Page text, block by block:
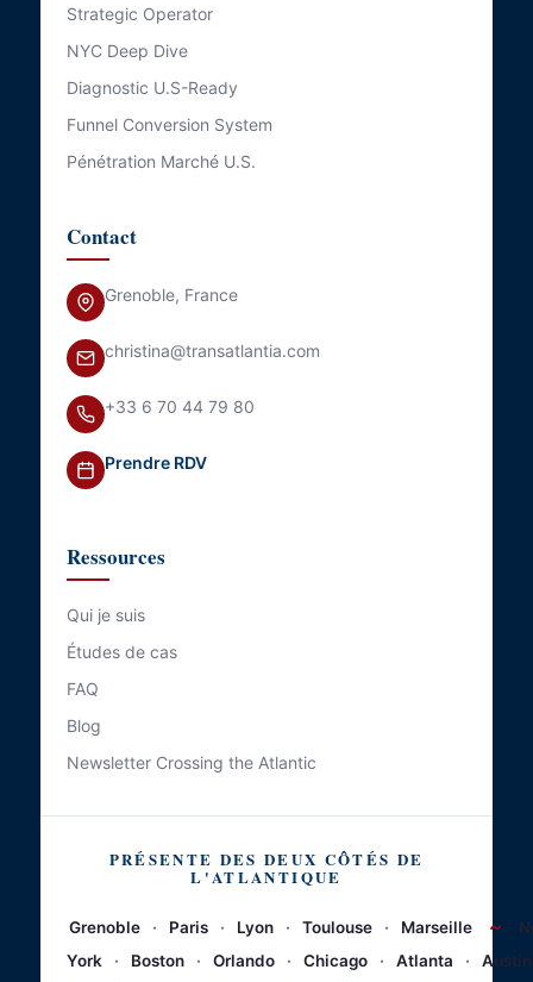
Strategic Operator
NYC Deep Dive
Diagnostic U.S-Ready
Funnel Conversion System
Pénétration Marché U.S.
Contact
Grenoble, France
christina@transatlantia.com
+33 6 70 44 79 80
Prendre RDV
Ressources
Qui je suis
Études de cas
FAQ
Blog
Newsletter Crossing the Atlantic
PRÉSENTE DES DEUX CÔTÉS DE
L'ATLANTIQUE
Grenoble · Paris · Lyon · Toulouse · Marseille ~
York
· Boston · Orlando · Chicago · Atlanta ·
Austin